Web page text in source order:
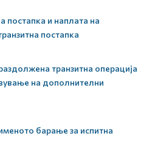
постапка и наплата на
постапка
транзитна операција
на дополнителни
барање за испитна